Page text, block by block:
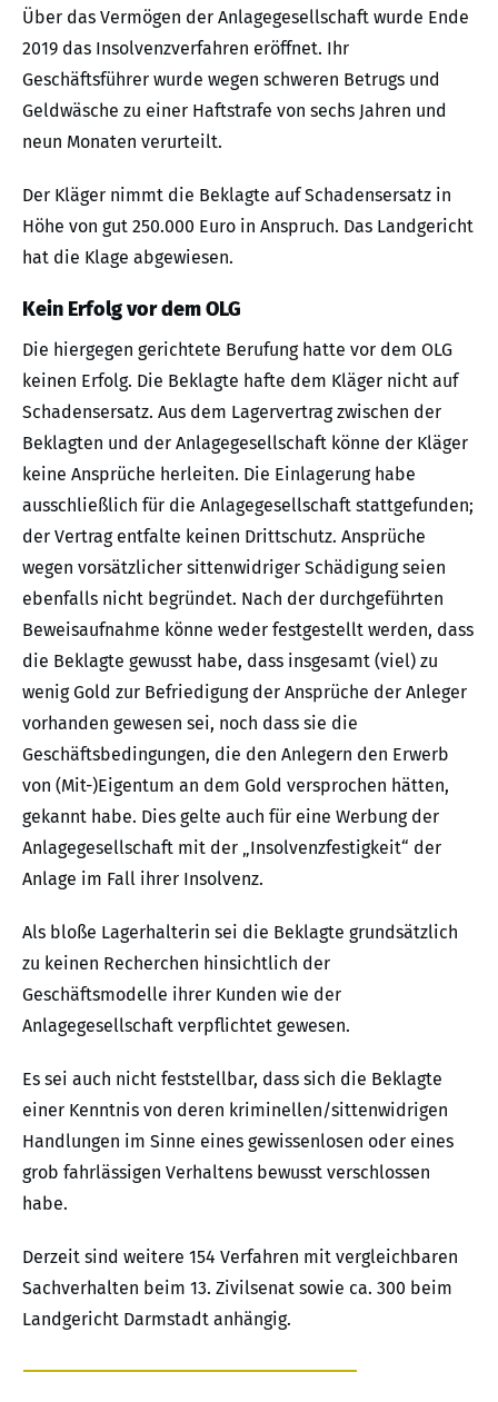
Über das Vermögen der Anlagegesellschaft wurde Ende
2019 das Insolvenzverfahren eröffnet. Ihr
Geschäftsführer wurde wegen schweren Betrugs und
Geldwäsche zu einer Haftstrafe von sechs Jahren und
neun Monaten verurteilt.
Der Kläger nimmt die Beklagte auf Schadensersatz in
Höhe von gut 250.000 Euro in Anspruch. Das Landgericht
hat die Klage abgewiesen.
Kein Erfolg vor dem OLG
Die hiergegen gerichtete Berufung hatte vor dem OLG
keinen Erfolg. Die Beklagte hafte dem Kläger nicht auf
Schadensersatz. Aus dem Lagervertrag zwischen der
Beklagten und der Anlagegesellschaft könne der Kläger
keine Ansprüche herleiten. Die Einlagerung habe
ausschließlich für die Anlagegesellschaft stattgefunden;
der Vertrag entfalte keinen Drittschutz. Ansprüche
wegen vorsätzlicher sittenwidriger Schädigung seien
ebenfalls nicht begründet. Nach der durchgeführten
Beweisaufnahme könne weder festgestellt werden, dass
die Beklagte gewusst habe, dass insgesamt (viel) zu
wenig Gold zur Befriedigung der Ansprüche der Anleger
vorhanden gewesen sei, noch dass sie die
Geschäftsbedingungen, die den Anlegern den Erwerb
von (Mit-)Eigentum an dem Gold versprochen hätten,
gekannt habe. Dies gelte auch für eine Werbung der
Anlagegesellschaft mit der „Insolvenzfestigkeit“ der
Anlage im Fall ihrer Insolvenz.
Als bloße Lagerhalterin sei die Beklagte grundsätzlich
zu keinen Recherchen hinsichtlich der
Geschäftsmodelle ihrer Kunden wie der
Anlagegesellschaft verpflichtet gewesen.
Es sei auch nicht feststellbar, dass sich die Beklagte
einer Kenntnis von deren kriminellen/sittenwidrigen
Handlungen im Sinne eines gewissenlosen oder eines
grob fahrlässigen Verhaltens bewusst verschlossen
habe.
Derzeit sind weitere 154 Verfahren mit vergleichbaren
Sachverhalten beim 13. Zivilsenat sowie ca. 300 beim
Landgericht Darmstadt anhängig.